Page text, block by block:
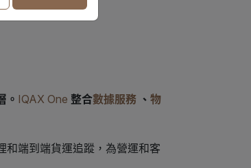
。 IQAX One 整合數據服務 、 物
和端到端貨運追蹤，為營運和客